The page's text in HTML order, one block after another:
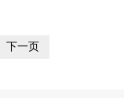
下一页